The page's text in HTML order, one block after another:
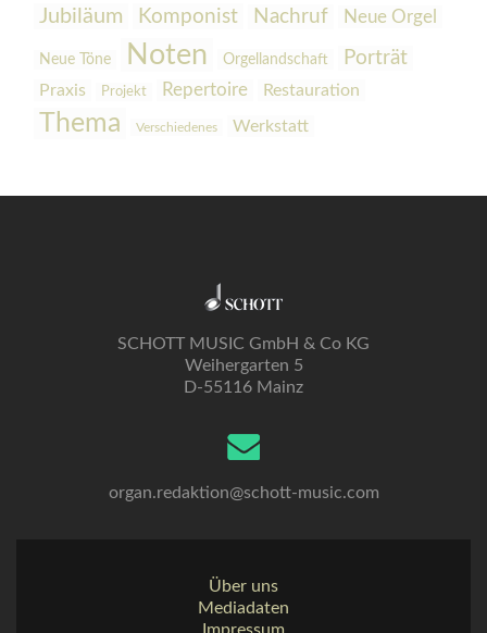
Jubiläum
Komponist Nachruf Neue Orgel
Neue Töne Noten Orgellandschaft Porträt
Praxis Projekt Repertoire Restauration
Thema Verschiedenes Werkstatt
SCHOTT MUSIC GmbH & Co KG
Weihergarten 5
D-55116 Mainz
organ.redaktion@schott-music.com
Über uns
Mediadaten